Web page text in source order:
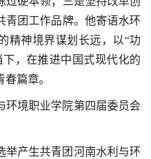
青团工作品牌。他寄语水环
精神境界谋划长远，以“功
，在推进中国式现代化的
篇章。
环境职业学院第四届委员会
举产生共青团河南水利与环